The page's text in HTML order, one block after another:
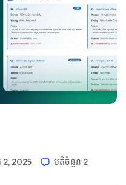
2, 2025 មតិ​ចំនួន 2